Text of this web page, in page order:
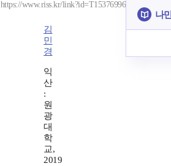
https://www.riss.kr/link?id=T15376996
김
민
경
익
산
:
원
광
대
학
교,
2019
나